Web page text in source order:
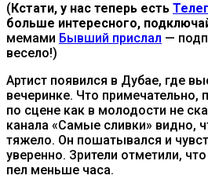
(Кстати, у нас теперь есть
больше интересного,
мемами Бывший прислал —
весело!)
Артист появился в Дубае, где
вечеринке. Что примечательно,
по сцене как в молодости не
канала «Самые сливки» видно,
тяжело. Он пошатывался и
уверенно. Зрители отметили,
пел меньше часа.